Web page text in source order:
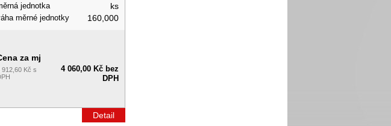
jednotka ks
měrné jednotky 160,000
za mj
912,60 Kč s
4 060,00 Kč bez
DPH
Detail